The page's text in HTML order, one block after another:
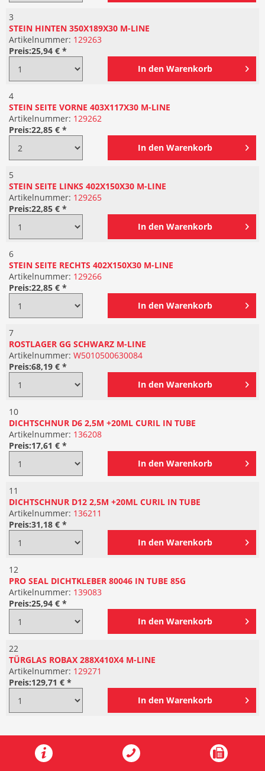
3
STEIN HINTEN 350X189X30 M-LINE
Artikelnummer: 129263
Preis:25,94 € *
In den Warenkorb
4
STEIN SEITE VORNE 403X117X30 M-LINE
Artikelnummer: 129262
Preis:22,85 € *
In den Warenkorb
5
STEIN SEITE LINKS 402X150X30 M-LINE
Artikelnummer: 129265
Preis:22,85 € *
In den Warenkorb
6
STEIN SEITE RECHTS 402X150X30 M-LINE
Artikelnummer: 129266
Preis:22,85 € *
In den Warenkorb
7
ROSTLAGER GG SCHWARZ M-LINE
Artikelnummer: W5010500630084
Preis:68,19 € *
In den Warenkorb
10
DICHTSCHNUR D6 2,5M +20ML CURIL IN TUBE
Artikelnummer: 136208
Preis:17,61 € *
In den Warenkorb
11
DICHTSCHNUR D12 2,5M +20ML CURIL IN TUBE
Artikelnummer: 136211
Preis:31,18 € *
In den Warenkorb
12
PRO SEAL DICHTKLEBER 80046 IN TUBE 85G
Artikelnummer: 139083
Preis:25,94 € *
In den Warenkorb
22
TÜRGLAS ROBAX 288X410X4 M-LINE
Artikelnummer: 129271
Preis:129,71 € *
In den Warenkorb